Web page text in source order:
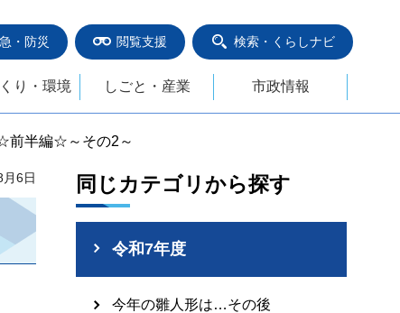
・防災 閲覧支援 検索・くらしナビ
り・環境 しごと・産業 市政情報
前半編☆～その2～
6日 同じカテゴリから探す
令和7年度
今年の雛人形は…その後